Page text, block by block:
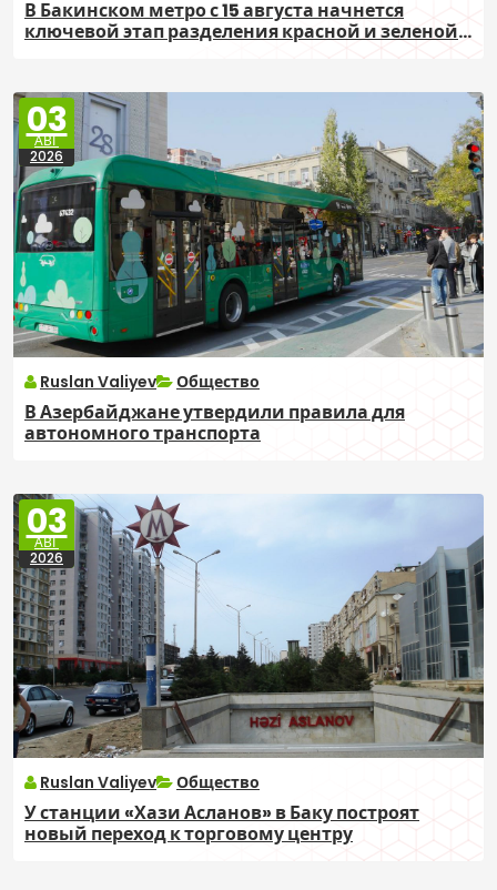
В Бакинском метро с 15 августа начнется
ключевой этап разделения красной и зеленой
03
АВГ
2026
Ruslan Valiyev Общество
В Азербайджане утвердили правила для
автономного транспорта
03
АВГ
2026
Ruslan Valiyev Общество
У станции «Хази Асланов» в Баку построят
новый переход к торговому центру